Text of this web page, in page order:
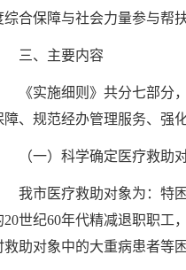
综合保障与社会力量参与帮
三、主要内容
《实施细则》共分七部
障、规范经办管理服务、强
（一）科学确定医疗救助
我市医疗救助对象为：特
20世纪60年代精减退职职工
救助对象中的大重病患者等